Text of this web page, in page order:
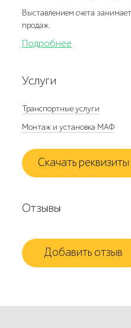
Выставлением счета
продаж.
Подробнее
Услуги
Транспортные услуги
Монтаж и установка МАФ
Скачать реквизиты
Отзывы
Добавить отзыв